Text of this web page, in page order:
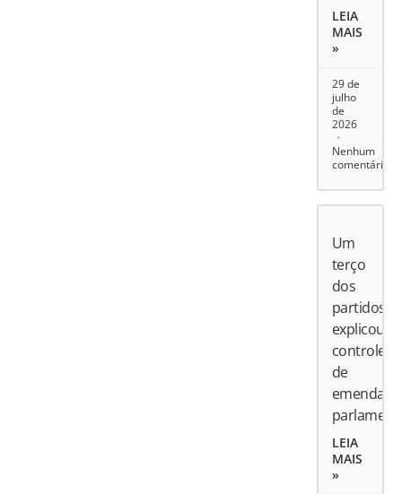
LEIA
MAIS
»
29 de
julho
de
2026
Nenhum
comentário
Um
terço
dos
partidos
explicou
controle
de
emendas
LEIA
MAIS
»